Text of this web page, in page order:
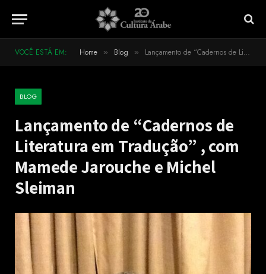
VOCÊ ESTÁ EM: Home » Blog » Lançamento de “Cadernos de Literatura em Tradução” , com Mamede Jarouche e Michel Sleiman
BLOG
Lançamento de “Cadernos de
Literatura em Tradução” , com
Mamede Jarouche e Michel
Sleiman